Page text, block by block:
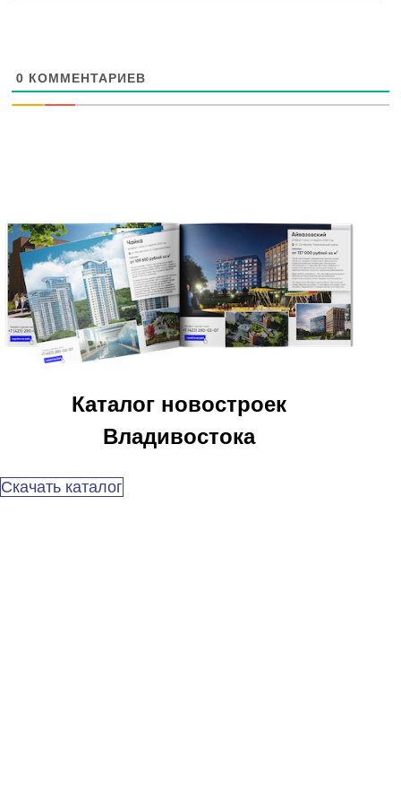
0 КОММЕНТАРИЕВ
Каталог новостроек
Владивостока
Скачать каталог